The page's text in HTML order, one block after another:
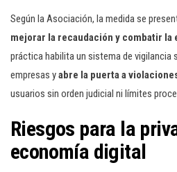
Según la Asociación, la medida se
mejorar la recaudación y combatir la
práctica habilita un sistema de vigilancia
empresas yabre la puerta a
usuarios sin orden judicial ni límites
Riesgos para la
economía digital